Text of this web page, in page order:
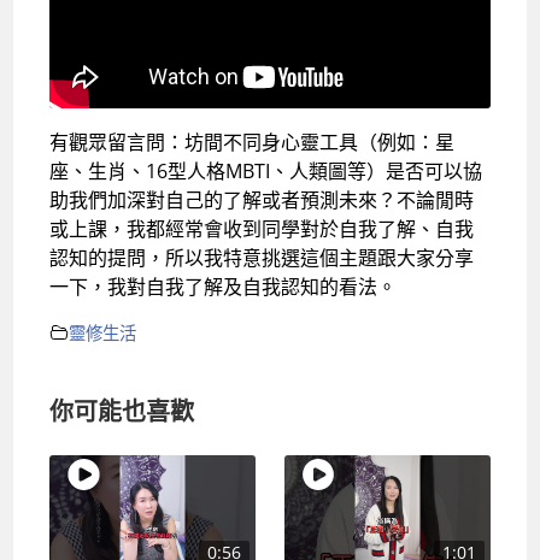
有觀眾留言問：坊間不同身心靈工具（例如：星
座、生肖、16型人格MBTI、人類圖等）是否可以協
助我們加深對自己的了解或者預測未來？不論閒時
或上課，我都經常會收到同學對於自我了解、自我
認知的提問，所以我特意挑選這個主題跟大家分享
一下，我對自我了解及自我認知的看法。
靈修生活
你可能也喜歡
0:56 1:01